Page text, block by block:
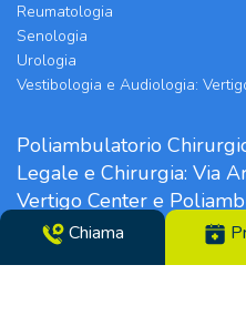
Reumatologia
Senologia
Urologia
Vestibologia e Audiologia:
Poliambulatorio
Legale e Chirurgia: Via
Vertigo Center e
390 | 41125 Modena |
Chiama